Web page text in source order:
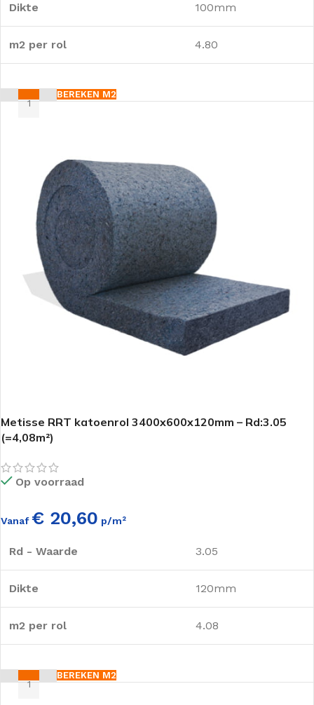
Dikte 100mm
m2 per rol 4.80
BEREKEN M2
Metisse RRT katoenrol 3400x600x120mm – Rd:3.05
(=4,08m²)
Op voorraad
Vanaf € 20,60 p/m²
Rd - Waarde 3.05
Dikte 120mm
m2 per rol 4.08
BEREKEN M2